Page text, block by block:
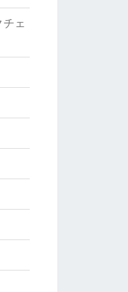
ェ